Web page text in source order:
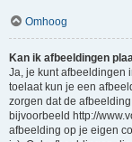
Omhoog
Kan ik afbeeldingen
Ja, je kunt afbeeldingen
toelaat kun je een
zorgen dat de
bijvoorbeeld http://
afbeelding op je eigen